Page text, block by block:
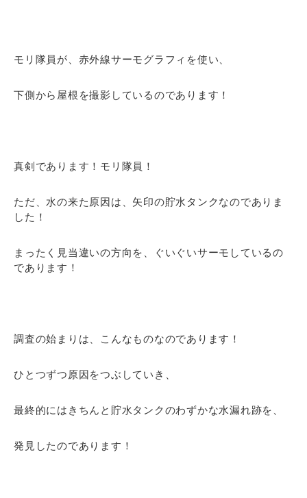
モリ隊員が、赤外線サーモグラフィを使い、
下側から屋根を撮影しているのであります！
真剣であります！モリ隊員！
ただ、水の来た原因は、矢印の貯水タンクなのでありま
した！
まったく見当違いの方向を、ぐいぐいサーモしているの
であります！
調査の始まりは、こんなものなのであります！
ひとつずつ原因をつぶしていき、
最終的にはきちんと貯水タンクのわずかな水漏れ跡を、
発見したのであります！